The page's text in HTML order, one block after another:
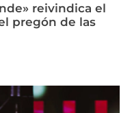
reivindica el
pregón de las